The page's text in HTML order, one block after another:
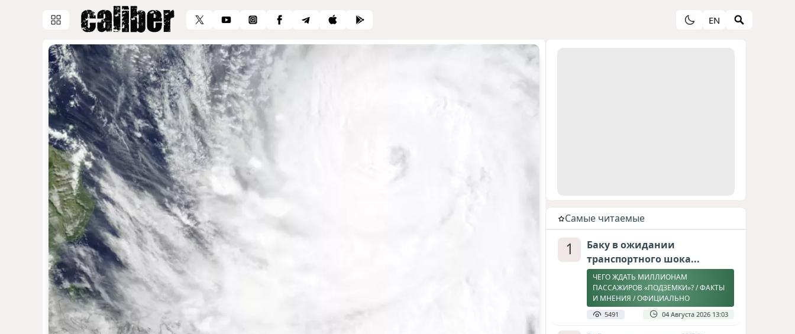
EN
Cамые читаемые
1
Баку в ожидании
транспортного шока...
ЧЕГО ЖДАТЬ МИЛЛИОНАМ
ПАССАЖИРОВ «ПОДЗЕМКИ»? / ФАКТЫ
И МНЕНИЯ / ОФИЦИАЛЬНО
5491 04 Августа 2026 13:03